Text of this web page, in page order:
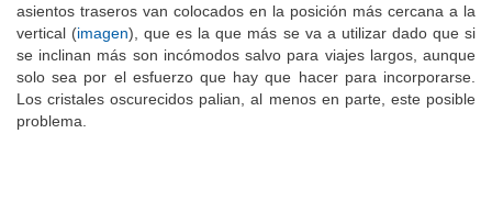
asientos traseros van colocados en la posición más cercana a la
vertical (imagen), que es la que más se va a utilizar dado que si
se inclinan más son incómodos salvo para viajes largos, aunque
solo sea por el esfuerzo que hay que hacer para incorporarse.
Los cristales oscurecidos palian, al menos en parte, este posible
problema.